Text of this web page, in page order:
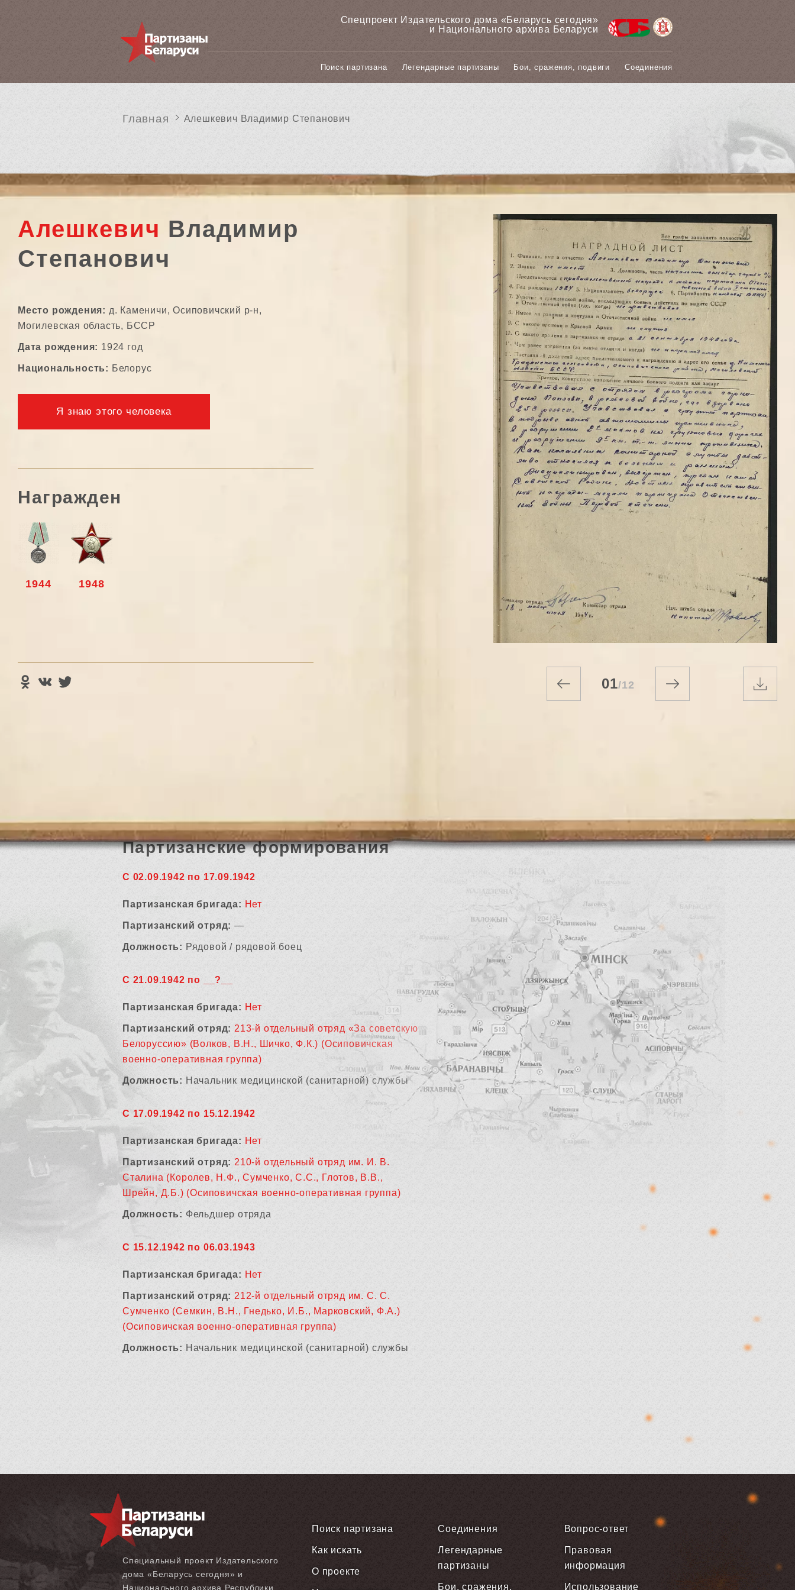
Спецпроект Издательского дома «‎Беларусь сегодня»
и Национального архива Беларуси
Поиск партизана Легендарные партизаны Бои, сражения, подвиги Соединения
Главная Алешкевич Владимир Степанович
Алешкевич Владимир
Степанович
Место рождения: д. Каменичи, Осиповичский р-н,
Могилевская область, БССР
Дата рождения: 1924 год
Национальность: Белорус
Я знаю этого человека
Награжден
1944 1948
01/12
Партизанские формирования
С 02.09.1942 по 17.09.1942
Партизанская бригада: Нет
Партизанский отряд: —
Должность: Рядовой / рядовой боец
С 21.09.1942 по __?__
Партизанская бригада: Нет
Партизанский отряд: 213-й отдельный отряд «За советскую
Белоруссию» (Волков, В.Н., Шичко, Ф.К.) (Осиповичская
военно-оперативная группа)
Должность: Начальник медицинской (санитарной) службы
С 17.09.1942 по 15.12.1942
Партизанская бригада: Нет
Партизанский отряд: 210-й отдельный отряд им. И. В.
Сталина (Королев, Н.Ф., Сумченко, С.С., Глотов, В.В.,
Шрейн, Д.Б.) (Осиповичская военно-оперативная группа)
Должность: Фельдшер отряда
С 15.12.1942 по 06.03.1943
Партизанская бригада: Нет
Партизанский отряд: 212-й отдельный отряд им. С. С.
Сумченко (Семкин, В.Н., Гнедько, И.Б., Марковский, Ф.А.)
(Осиповичская военно-оперативная группа)
Должность: Начальник медицинской (санитарной) службы
Специальный проект Издательского
дома «‎Беларусь сегодня» и
Национального архива Республики
Поиск партизана
Как искать
О проекте
Соединения
Легендарные
партизаны
Бои, сражения,
Вопрос-ответ
Правовая
информация
Использование